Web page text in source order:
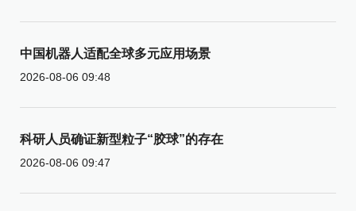
中国机器人适配全球多元应用场景
2026-08-06 09:48
科研人员确证新型粒子“胶球”的存在
2026-08-06 09:47